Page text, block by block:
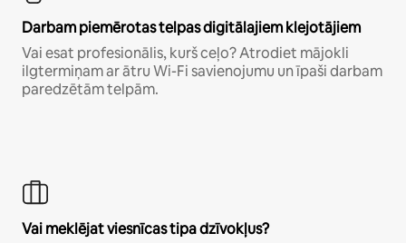
Darbam piemērotas telpas digitālajiem klejotājiem
Vai esat profesionālis, kurš ceļo? Atrodiet mājokli
ilgtermiņam ar ātru Wi-Fi savienojumu un īpaši darbam
paredzētām telpām.
Vai meklējat viesnīcas tipa dzīvokļus?